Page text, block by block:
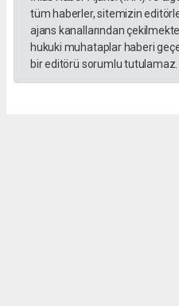
tüm haberler, sitemizin
ajans kanallarından
hukuki muhataplar haberi
bir editörü sorumlu tutulamaz.